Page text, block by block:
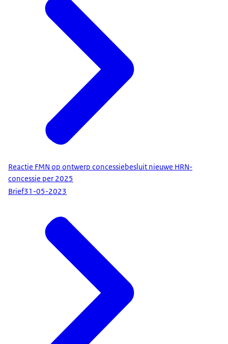
Reactie FMN op ontwerp concessiebesluit nieuwe HRN-
concessie per 2025
Brief31-05-2023